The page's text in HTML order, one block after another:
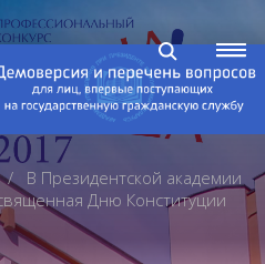
В Президентской академии
Дню Конституции